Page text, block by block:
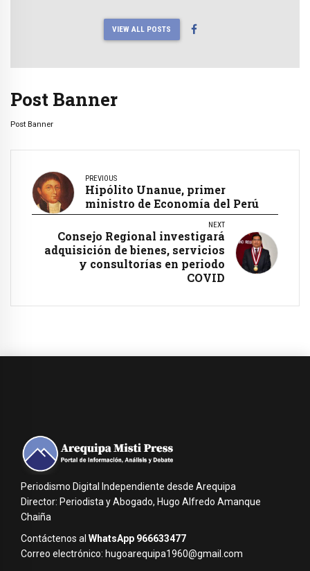
VIEW ALL POSTS
Post Banner
Post Banner
PREVIOUS
Hipólito Unanue, primer
ministro de Economía del Perú
NEXT
Consejo Regional investigará
adquisición de bienes, servicios
y consultorías en periodo
COVID
Periodismo Digital Independiente desde Arequipa
Director: Periodista y Abogado, Hugo Alfredo Amanque
Chaiña
Contáctenos al WhatsApp 966633477
Correo electrónico: hugoarequipa1960@gmail.com